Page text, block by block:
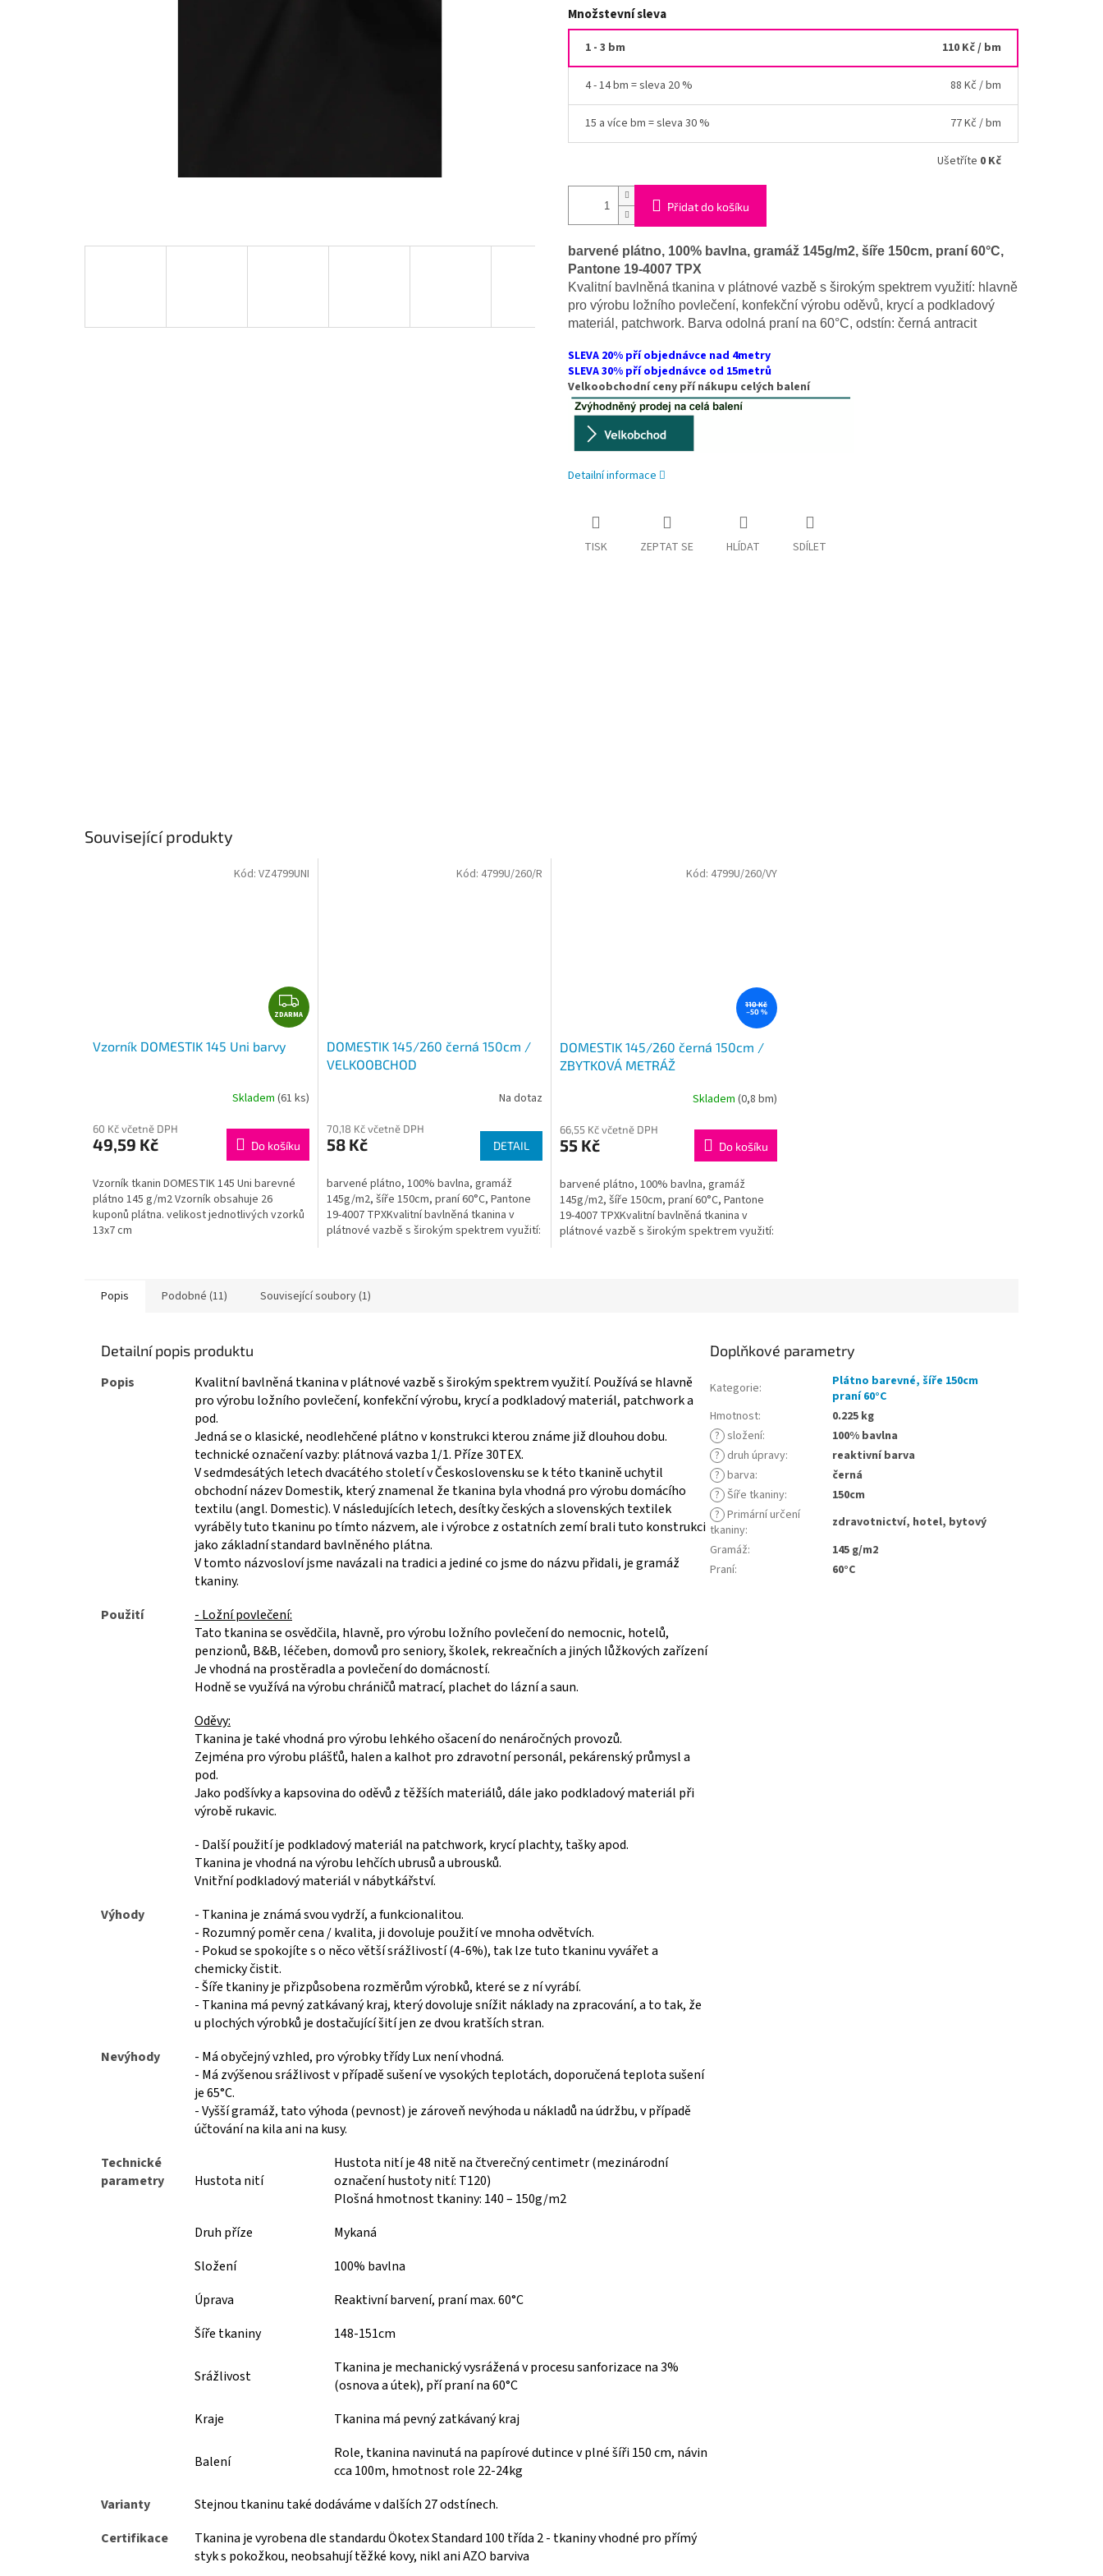
Množstevní sleva
1 - 3 bm 110 Kč/ bm
4 - 14 bm = sleva 20 % 88 Kč / bm
15 a více bm = sleva 30 % 77 Kč / bm
Ušetříte 0 Kč
Přidat do košíku
barvené plátno, 100% bavlna, gramáž 145g/m2, šíře 150cm, praní 60°C,
Pantone 19-4007 TPX
Kvalitní bavlněná tkanina v plátnové vazbě s širokým spektrem využití: hlavně
pro výrobu ložního povlečení, konfekční výrobu oděvů, krycí a podkladový
materiál, patchwork. Barva odolná praní na 60°C, odstín: černá antracit
SLEVA 20% pří objednávce nad 4metry
SLEVA 30% pří objednávce od 15metrů
Velkoobchodní ceny pří nákupu celých balení
Detailní informace
TISK ZEPTAT SE HLÍDAT SDÍLET
Související produkty
Z
D
A
ZDARMA
Vzorník DOMESTIK 145 Uni barvy
Skladem (61 ks)
60 Kč včetně DPH
49,59 Kč Do košíku
Vzorník tkanin DOMESTIK 145 Uni barevné
plátno 145 g/m2 Vzorník obsahuje 26
kuponů plátna. velikost jednotlivých vzorků
13x7 cm
Kód: VZ4799UNI
DOMESTIK 145/260 černá 150cm /
VELKOOBCHOD
Na dotaz
70,18 Kč včetně DPH
58 Kč DETAIL
barvené plátno, 100% bavlna, gramáž
145g/m2, šíře 150cm, praní 60°C, Pantone
19-4007 TPXKvalitní bavlněná tkanina v
plátnové vazbě s širokým spektrem využití:
Kód: 4799U/260/R
110 Kč
–50 %
DOMESTIK 145/260 černá 150cm /
ZBYTKOVÁ METRÁŽ
Skladem (0,8 bm)
66,55 Kč včetně DPH
55 Kč Do košíku
barvené plátno, 100% bavlna, gramáž
145g/m2, šíře 150cm, praní 60°C, Pantone
19-4007 TPXKvalitní bavlněná tkanina v
plátnové vazbě s širokým spektrem využití:
Kód: 4799U/260/VY
Popis Podobné (11) Související soubory (1)
Detailní popis produktu
Popis
Kvalitní bavlněná tkanina v plátnové vazbě s širokým spektrem využití. Používá se hlavně
pro výrobu ložního povlečení, konfekční výrobu, krycí a podkladový materiál, patchwork a
pod.
Jedná se o klasické, neodlehčené plátno v konstrukci kterou známe již dlouhou dobu.
technické označení vazby: plátnová vazba 1/1. Příze 30TEX.
V sedmdesátých letech dvacátého století v Československu se k této tkanině uchytil
obchodní název Domestik, který znamenal že tkanina byla vhodná pro výrobu domácího
textilu (angl. Domestic). V následujících letech, desítky českých a slovenských textilek
vyráběly tuto tkaninu po tímto názvem, ale i výrobce z ostatních zemí brali tuto konstrukci
jako základní standard bavlněného plátna.
V tomto názvosloví jsme navázali na tradici a jediné co jsme do názvu přidali, je gramáž
tkaniny.
Použití
- Ložní povlečení:
Tato tkanina se osvědčila, hlavně, pro výrobu ložního povlečení do nemocnic, hotelů,
penzionů, B&B, léčeben, domovů pro seniory, školek, rekreačních a jiných lůžkových zařízení
Je vhodná na prostěradla a povlečení do domácností.
Hodně se využívá na výrobu chráničů matrací, plachet do lázní a saun.
Oděvy:
Tkanina je také vhodná pro výrobu lehkého ošacení do nenáročných provozů.
Zejména pro výrobu plášťů, halen a kalhot pro zdravotní personál, pekárenský průmysl a
pod.
Jako podšívky a kapsovina do oděvů z těžších materiálů, dále jako podkladový materiál při
výrobě rukavic.
- Další použití je podkladový materiál na patchwork, krycí plachty, tašky apod.
Tkanina je vhodná na výrobu lehčích ubrusů a ubrousků.
Vnitřní podkladový materiál v nábytkářství.
Výhody
- Tkanina je známá svou vydrží, a funkcionalitou.
- Rozumný poměr cena / kvalita, ji dovoluje použití ve mnoha odvětvích.
- Pokud se spokojíte s o něco větší srážlivostí (4-6%), tak lze tuto tkaninu vyvářet a
chemicky čistit.
- Šíře tkaniny je přizpůsobena rozměrům výrobků, které se z ní vyrábí.
- Tkanina má pevný zatkávaný kraj, který dovoluje snížit náklady na zpracování, a to tak, že
u plochých výrobků je dostačující šití jen ze dvou kratších stran.
Nevýhody
- Má obyčejný vzhled, pro výrobky třídy Lux není vhodná.
- Má zvýšenou srážlivost v případě sušení ve vysokých teplotách, doporučená teplota sušení
je 65°C.
- Vyšší gramáž, tato výhoda (pevnost) je zároveň nevýhoda u nákladů na údržbu, v případě
účtování na kila ani na kusy.
Technické
parametry
Hustota nití
Hustota nití je 48 nitě na čtverečný centimetr (mezinárodní
označení hustoty nití: T120)
Plošná hmotnost tkaniny: 140 – 150g/m2
Druh příze
Mykaná
Složení
100% bavlna
Úprava
Reaktivní barvení, praní max. 60°C
Šíře tkaniny
148-151cm
Srážlivost
Tkanina je mechanický vysrážená v procesu sanforizace na 3%
(osnova a útek), pří praní na 60°C
Kraje
Tkanina má pevný zatkávaný kraj
Balení
Role, tkanina navinutá na papírové dutince v plné šíři 150 cm, návin
cca 100m, hmotnost role 22-24kg
Varianty
Stejnou tkaninu také dodáváme v dalších 27 odstínech.
Certifikace
Tkanina je vyrobena dle standardu Ökotex Standard 100 třída 2 - tkaniny vhodné pro přímý
styk s pokožkou, neobsahují těžké kovy, nikl ani AZO barviva
Doplňkové parametry
Kategorie:
Plátno barevné, šíře 150cm
praní 60°C
Hmotnost:
0.225 kg
? složení:
100% bavlna
? druh úpravy:
reaktivní barva
? barva:
černá
? Šíře tkaniny:
150cm
? Primární určení
tkaniny:
zdravotnictví, hotel, bytový
Gramáž:
145 g/m2
Praní: 60°C